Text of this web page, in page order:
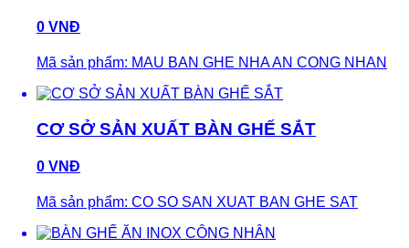
0 VNĐ
Mã sản phẩm: MAU BAN GHE NHA AN CONG NHAN
CƠ SỞ SẢN XUẤT BÀN GHẾ SẮT
0 VNĐ
Mã sản phẩm: CO SO SAN XUAT BAN GHE SAT